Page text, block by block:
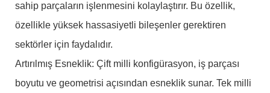
sahip parçaların işlenmesini kolaylaştırır. Bu özellik,
özellikle yüksek hassasiyetli bileşenler gerektiren
sektörler için faydalıdır.
Artırılmış Esneklik: Çift milli konfigürasyon, iş parçası
boyutu ve geometrisi açısından esneklik sunar. Tek milli